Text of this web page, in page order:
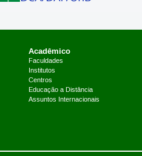
Acadêmico
Faculdades
Institutos
Centros
Educação a Distância
Assuntos Internacionais